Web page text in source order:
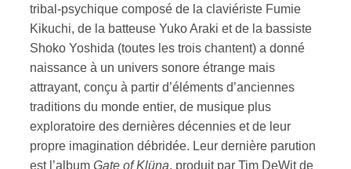
tribal-psychique composé de la claviériste Fumie
Kikuchi, de la batteuse Yuko Araki et de la bassiste
Shoko Yoshida (toutes les trois chantent) a donné
naissance à un univers sonore étrange mais
attrayant, conçu à partir d’éléments d’anciennes
traditions du monde entier, de musique plus
exploratoire des dernières décennies et de leur
propre imagination débridée. Leur dernière parution
est l’album Gate of Klüna, produit par Tim DeWit de